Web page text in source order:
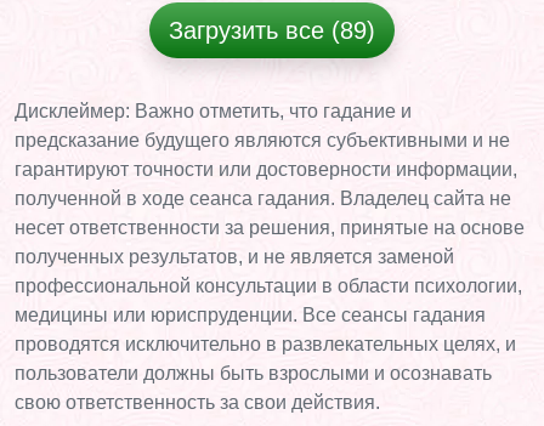
Загрузить все (89)
Дисклеймер: Важно отметить, что гадание и
предсказание будущего являются субъективными и не
гарантируют точности или достоверности информации,
полученной в ходе сеанса гадания. Владелец сайта не
несет ответственности за решения, принятые на основе
полученных результатов, и не является заменой
профессиональной консультации в области психологии,
медицины или юриспруденции. Все сеансы гадания
проводятся исключительно в развлекательных целях, и
пользователи должны быть взрослыми и осознавать
свою ответственность за свои действия.